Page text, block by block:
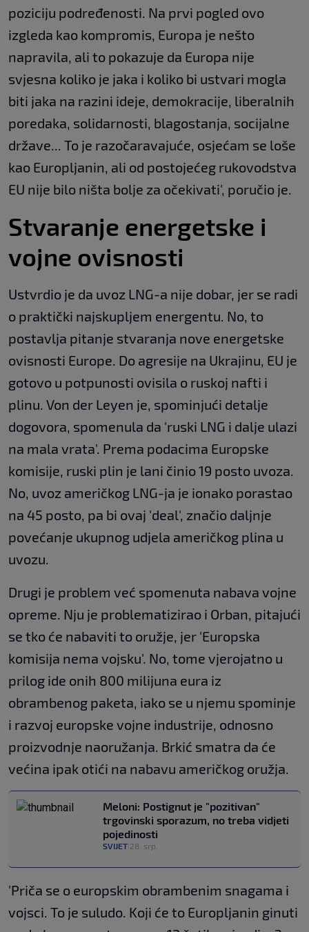
poziciju podređenosti. Na prvi pogled ovo
izgleda kao kompromis, Europa je nešto
napravila, ali to pokazuje da Europa nije
svjesna koliko je jaka i koliko bi ustvari mogla
biti jaka na razini ideje, demokracije, liberalnih
poredaka, solidarnosti, blagostanja, socijalne
države... To je razočaravajuće, osjećam se loše
kao Europljanin, ali od postojećeg rukovodstva
EU nije bilo ništa bolje za očekivati', poručio je.
Stvaranje energetske i
vojne ovisnosti
Ustvrdio je da uvoz LNG-a nije dobar, jer se radi
o praktički najskupljem energentu. No, to
postavlja pitanje stvaranja nove energetske
ovisnosti Europe. Do agresije na Ukrajinu, EU je
gotovo u potpunosti ovisila o ruskoj nafti i
plinu. Von der Leyen je, spominjući detalje
dogovora, spomenula da 'ruski LNG i dalje ulazi
na mala vrata'. Prema podacima Europske
komisije, ruski plin je lani činio 19 posto uvoza.
No, uvoz američkog LNG-ja je ionako porastao
na 45 posto, pa bi ovaj 'deal', značio daljnje
povećanje ukupnog udjela američkog plina u
uvozu.
Drugi je problem već spomenuta nabava vojne
opreme. Nju je problematizirao i Orban, pitajući
se tko će nabaviti to oružje, jer 'Europska
komisija nema vojsku'. No, tome vjerojatno u
prilog ide onih 800 milijuna eura iz
obrambenog paketa, iako se u njemu spominje
i razvoj europske vojne industrije, odnosno
proizvodnje naoružanja. Brkić smatra da će
većina ipak otići na nabavu američkog oružja.
Meloni: Postignut je "pozitivan"
trgovinski sporazum, no treba vidjeti
pojedinosti
SVIJET 28. srp.
'Priča se o europskim obrambenim snagama i
vojsci. To je suludo. Koji će to Europljanin ginuti